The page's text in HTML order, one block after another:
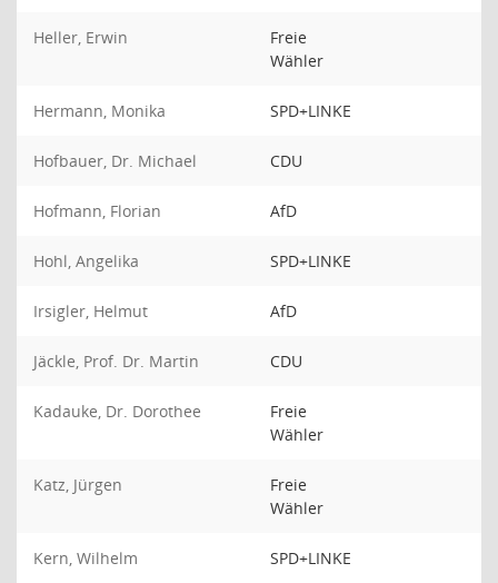
Heller, Erwin
Freie
Wähler
Hermann, Monika SPD+LINKE
Hofbauer, Dr. Michael CDU
Hofmann, Florian AfD
Hohl, Angelika SPD+LINKE
Irsigler, Helmut AfD
Jäckle, Prof. Dr. Martin CDU
Kadauke, Dr. Dorothee
Freie
Wähler
Katz, Jürgen
Freie
Wähler
Kern, Wilhelm SPD+LINKE